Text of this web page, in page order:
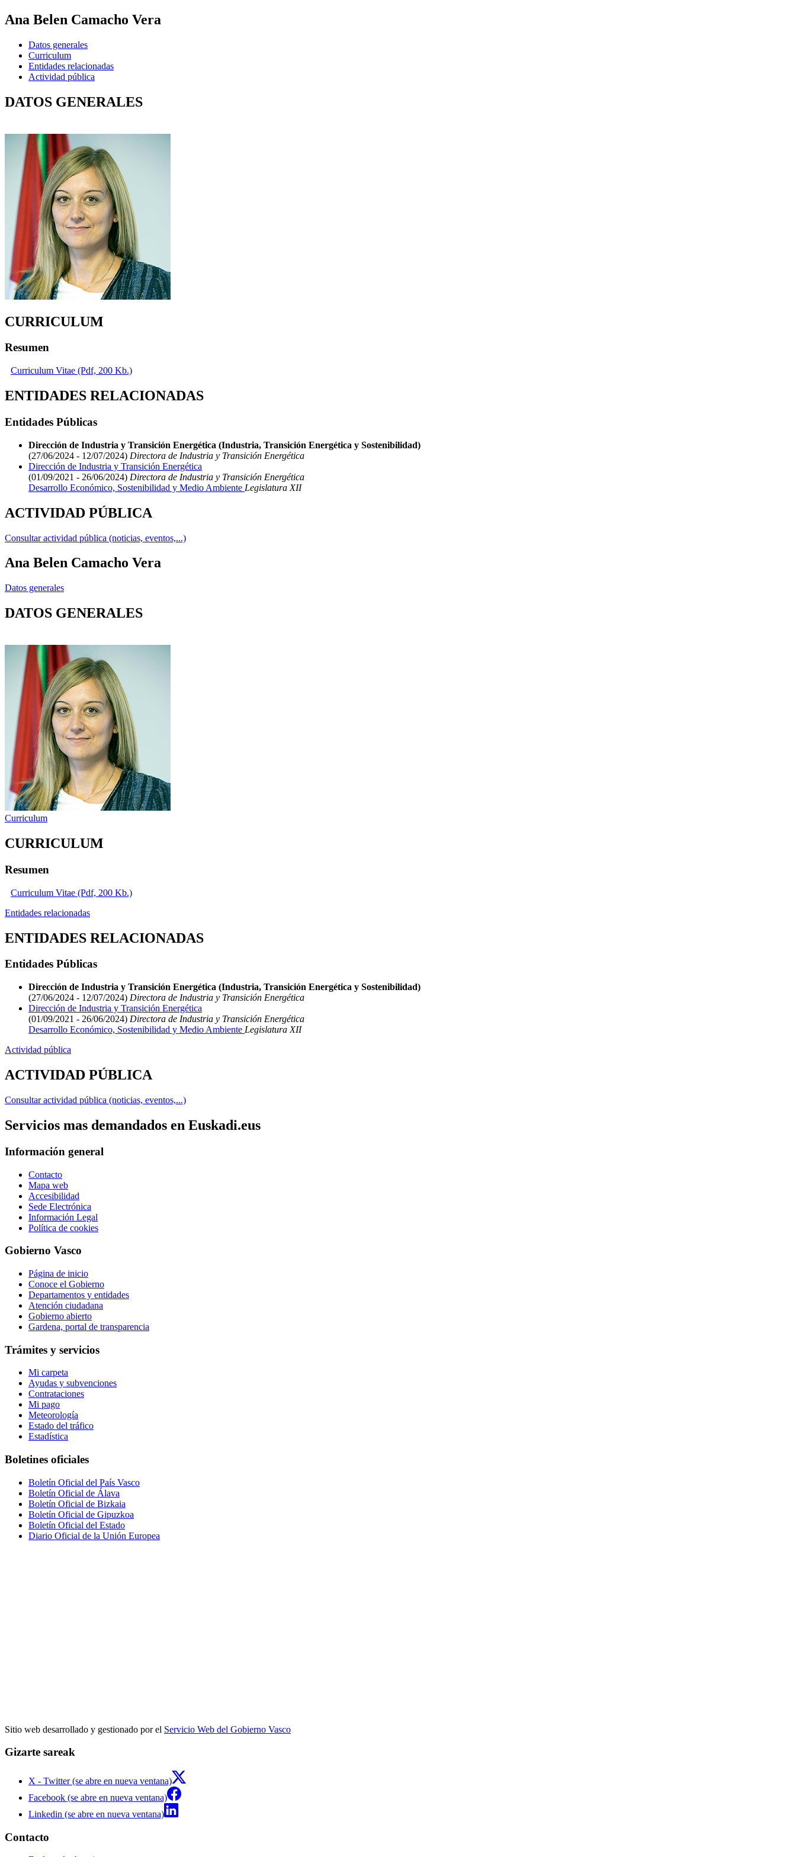
Ana Belen Camacho Vera
Datos generales
Curriculum
Entidades relacionadas
Actividad pública
DATOS GENERALES
CURRICULUM
Resumen
Curriculum Vitae (Pdf, 200 Kb.)
ENTIDADES RELACIONADAS
Entidades Públicas
Dirección de Industria y Transición Energética (Industria, Transición Energética y Sostenibilidad)
(27/06/2024 - 12/07/2024) Directora de Industria y Transición Energética
Dirección de Industria y Transición Energética
(01/09/2021 - 26/06/2024) Directora de Industria y Transición Energética
Desarrollo Económico, Sostenibilidad y Medio Ambiente Legislatura XII
ACTIVIDAD PÚBLICA
Consultar actividad pública (noticias, eventos,...)
Ana Belen Camacho Vera
Datos generales
DATOS GENERALES
Curriculum
CURRICULUM
Resumen
Curriculum Vitae (Pdf, 200 Kb.)
Entidades relacionadas
ENTIDADES RELACIONADAS
Entidades Públicas
Dirección de Industria y Transición Energética (Industria, Transición Energética y Sostenibilidad)
(27/06/2024 - 12/07/2024) Directora de Industria y Transición Energética
Dirección de Industria y Transición Energética
(01/09/2021 - 26/06/2024) Directora de Industria y Transición Energética
Desarrollo Económico, Sostenibilidad y Medio Ambiente Legislatura XII
Actividad pública
ACTIVIDAD PÚBLICA
Consultar actividad pública (noticias, eventos,...)
Servicios mas demandados en Euskadi.eus
Información general
Contacto
Mapa web
Accesibilidad
Sede Electrónica
Información Legal
Política de cookies
Gobierno Vasco
Página de inicio
Conoce el Gobierno
Departamentos y entidades
Atención ciudadana
Gobierno abierto
Gardena, portal de transparencia
Trámites y servicios
Mi carpeta
Ayudas y subvenciones
Contrataciones
Mi pago
Meteorología
Estado del tráfico
Estadística
Boletines oficiales
Boletín Oficial del País Vasco
Boletín Oficial de Álava
Boletín Oficial de Bizkaia
Boletín Oficial de Gipuzkoa
Boletín Oficial del Estado
Diario Oficial de la Unión Europea
Sitio web desarrollado y gestionado por el Servicio Web del Gobierno Vasco
Gizarte sareak
X - Twitter (se abre en nueva ventana)
Facebook (se abre en nueva ventana)
Linkedin (se abre en nueva ventana)
Contacto